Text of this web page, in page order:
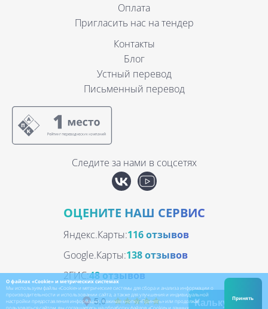
Оплата
Пригласить нас на тендер
Контакты
Блог
Устный перевод
Письменный перевод
Следите за нами в соцсетях
ОЦЕНИТЕ НАШ СЕРВИС
Яндекс.Карты:116 отзывов
Google.Карты:138 отзывов
2ГИС:48 отзывов
Калькулятор
О файлах «Cookie» и метрических системах
Мы используем файлы «Cookie» и метрические системы для сбора и анализа информации о
производительности и использовании сайта, а также для улучшения и индивидуальной
настройки предоставления информации. Нажимая кнопку «Принять» или продолжая
пользоваться сайтом, вы соглашаетесь на обработку файлов «Cookie» и данных
Принять